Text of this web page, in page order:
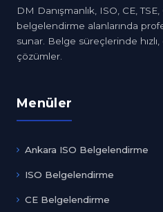
DM Danışmanlık, ISO, CE,
belgelendirme alanlarında
sunar. Belge süreçlerinde
çözümler.
Menüler
Ankara ISO Belgelendirme
ISO Belgelendirme
CE Belgelendirme